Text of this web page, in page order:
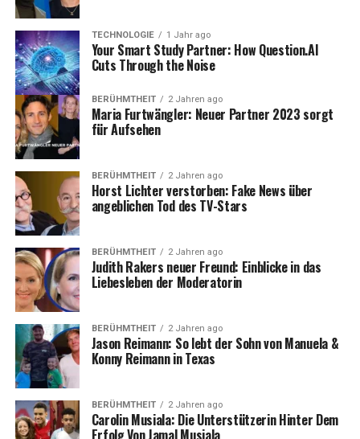
geändert?
Gab es neben Gildensystemen und
Mounts noch weitere Änderungen?
Was sollte eine Gilde nach dem
Skillpunkt-Reset zuerst tun?
Ändert der gespeicherte Mount-XP-
Pool die Session-Planung?
Beschleunigt das Update die Gilden-
Progression?
Worum es in diesem Update
geht
Dieser Patch zielt auf drei Systeme, die den Alltag in der
Progression prägen: Gildenlogistik (Crafting),
TECHNOLOGIE 1 Jahr ago
Your Smart Study Partner: How Question.AI
Cuts Through the Noise
BERÜHMTHEIT 2 Jahren ago
Maria Furtwängler: Neuer Partner 2023 sorgt
für Aufsehen
BERÜHMTHEIT 2 Jahren ago
Horst Lichter verstorben: Fake News über
angeblichen Tod des TV-Stars
BERÜHMTHEIT 2 Jahren ago
Judith Rakers neuer Freund: Einblicke in das
Liebesleben der Moderatorin
BERÜHMTHEIT 2 Jahren ago
Jason Reimann: So lebt der Sohn von Manuela &
Konny Reimann in Texas
BERÜHMTHEIT 2 Jahren ago
Carolin Musiala: Die Unterstützerin Hinter Dem
Erfolg Von Jamal Musiala